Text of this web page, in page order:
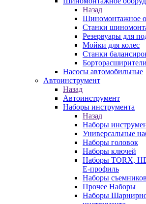
Назад
Шиномонтажное
Станки
Резервуары для
Мойки для колес
Станки
Борторасширители
Насосы автомобильные
Автоинструмент
Назад
Автоинструмент
Наборы инструмента
Назад
Наборы
Универсальные
Наборы головок
Наборы ключей
Наборы TORX,
E-профиль
Наборы
Прочее Наборы
Наборы